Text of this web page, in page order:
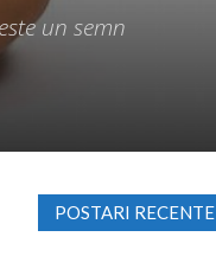
un semn
POSTARI RECENTE